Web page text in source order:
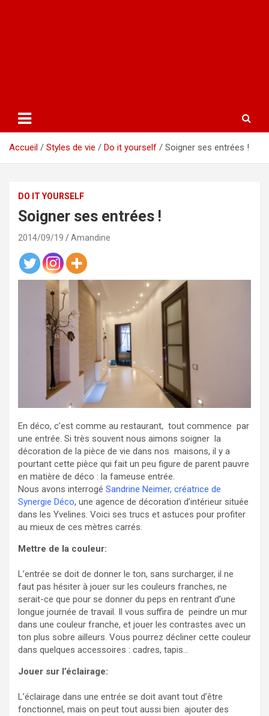
Accueil Styles de vie Do it yourself Soigner ses entrées !
DO IT YOURSELF
Soigner ses entrées !
2014/09/19 Amandine
En déco, c’est comme au restaurant, tout commence par
une entrée. Si très souvent nous aimons soigner la
décoration de la pièce de vie dans nos maisons, il y a
pourtant cette pièce qui fait un peu figure de parent pauvre
en matière de déco : la fameuse entrée.
Nous avons interrogé Sandrine Neimer, créatrice de
Synergie Déco, une agence de décoration d’intérieur située
dans les Yvelines. Voici ses trucs et astuces pour profiter
au mieux de ces mètres carrés.
Mettre de la couleur:
L’entrée se doit de donner le ton, sans surcharger, il ne
faut pas hésiter à jouer sur les couleurs franches, ne
serait-ce que pour se donner du peps en rentrant d’une
longue journée de travail. Il vous suffira de peindre un mur
dans une couleur franche, et jouer les contrastes avec un
ton plus sobre ailleurs. Vous pourrez décliner cette couleur
dans quelques accessoires : cadres, tapis…
Jouer sur l’éclairage:
L’éclairage dans une entrée se doit avant tout d’être
fonctionnel, mais on peut tout aussi bien ajouter des